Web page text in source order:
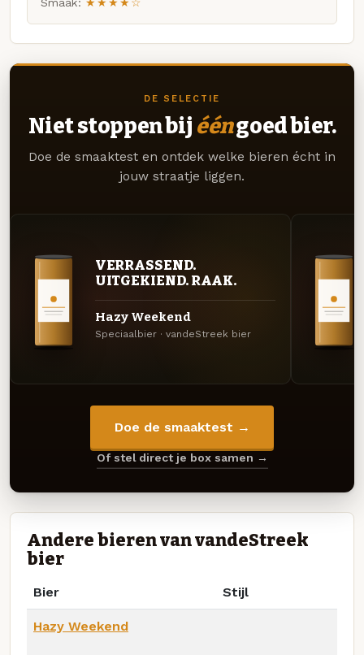
DE SELECTIE
Niet stoppen bij ééngoed bier.
Doe de smaaktest en ontdek welke bieren écht in
jouw straatje liggen.
VERRASSEND.
UITGEKIEND. RAAK.
Hazy Weekend
Speciaalbier · vandeStreek bier
Doe de smaaktest →
Of stel direct je box samen →
Andere bieren van vandeStreek
bier
Bier Stijl
Hazy Weekend